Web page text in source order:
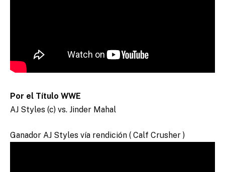
Por el Título WWE
AJ Styles (c) vs. Jinder Mahal
Ganador AJ Styles vía rendición ( Calf Crusher )